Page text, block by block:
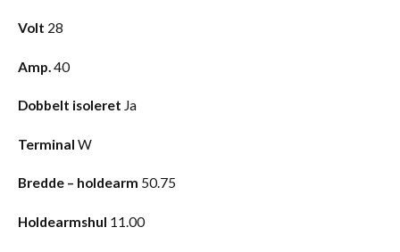
Volt 28
Amp. 40
Dobbelt isoleret Ja
Terminal W
Bredde – holdearm 50.75
Holdearmshul 11.00